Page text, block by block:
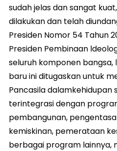
sudah jelas dan sangat
dilakukan dan telah
Presiden Nomor 54 Tahun
Presiden Pembinaan
seluruh komponen bangsa,
baru ini ditugaskan untuk
Pancasila dalamkehidupan
terintegrasi dengan
pembangunan,
kemiskinan, pemerataan
berbagai program lainnya,